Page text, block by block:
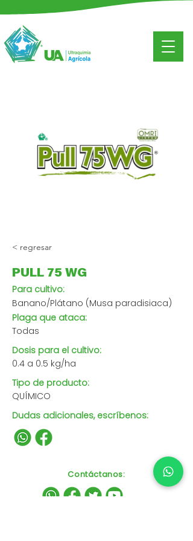
< regresar
PULL 75 WG
Para cultivo:
Banano/Plátano (Musa paradisiaca)
Plaga que ataca:
Todas
Dosis para el cultivo:
0.4 a 0.5 kg/ha
Tipo de producto:
QUÍMICO
Dudas adicionales, escríbenos:
Contáctanos: